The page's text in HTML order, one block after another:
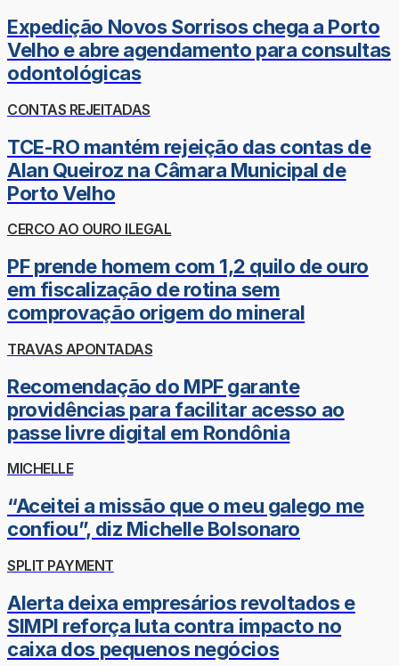
Expedição Novos Sorrisos chega a Porto
Velho e abre agendamento para consultas
odontológicas
CONTAS REJEITADAS
TCE-RO mantém rejeição das contas de
Alan Queiroz na Câmara Municipal de
Porto Velho
CERCO AO OURO ILEGAL
PF prende homem com 1,2 quilo de ouro
em fiscalização de rotina sem
comprovação origem do mineral
TRAVAS APONTADAS
Recomendação do MPF garante
providências para facilitar acesso ao
passe livre digital em Rondônia
MICHELLE
“Aceitei a missão que o meu galego me
confiou”, diz Michelle Bolsonaro
SPLIT PAYMENT
Alerta deixa empresários revoltados e
SIMPI reforça luta contra impacto no
caixa dos pequenos negócios